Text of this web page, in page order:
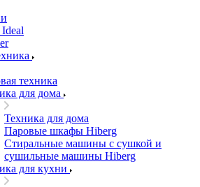
техника
для дома
Техника для дома
Паровые шкафы Hiberg
Стиральные машины с сушкой и
сушильные машины Hiberg
для кухни